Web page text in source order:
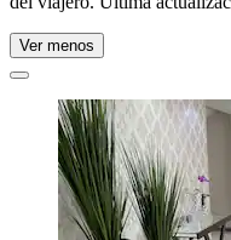
Ver menos